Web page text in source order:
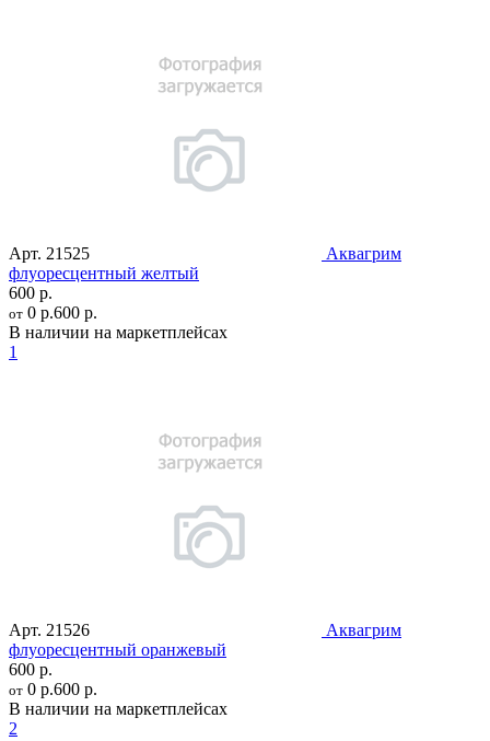
Арт. 21525
Аквагрим
флуоресцентный желтый
600 р.
от 0 р.600 р.
В наличии на маркетплейсах
1
Арт. 21526
Аквагрим
флуоресцентный оранжевый
600 р.
от 0 р.600 р.
В наличии на маркетплейсах
2